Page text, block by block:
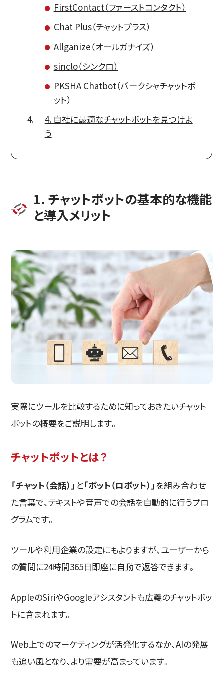
FirstContact（ファーストコンタクト）
Chat Plus（チャットプラス）
Allganize（オールガナイズ）
sinclo（シンクロ）
PKSHA Chatbot（パークシャチャットボ
ット）
4. 自社に最適なチャットボットを見つけよ
う
1. チャットボットの基本的な機能
と導入メリット
実際にツールを比較するために知っておきたいチャット
ボットの概要をご説明します。
チャットボットとは？
「チャット（会話）」 と「ボット（ロボット）」 を組み合わせ
た言葉で、テキストや音声での会話を自動的に行うプロ
グラムです。
ツールや利用企業の設定にもよりますが、ユーザーから
の質問に24時間365日即座に自動で返答できます。
AppleのSiriやGoogleアシスタントも広義のチャットボッ
トに含まれます。
Web上でのマーケティングが活発化するなか、AIの発展
も追い風となり、より需要が高まっています。